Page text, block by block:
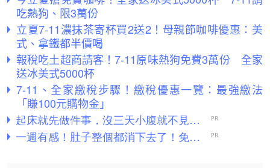
吃熱狗、限3萬份
立夏7-11濃抹茶寄杯買2送2！母親節咖啡優惠：美
式、拿鐵都半價喝
報稅吃土超商請客！7-11原味熱狗免費3萬份 全家
送冰美式5000杯
7-11、全家繳稅步驟！繳稅優惠一覽：最強繳法
「賺100元購物金」